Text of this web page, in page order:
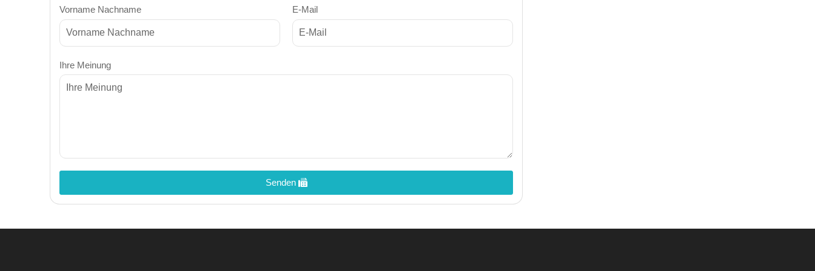
Vorname Nachname E-Mail
Ihre Meinung
Senden